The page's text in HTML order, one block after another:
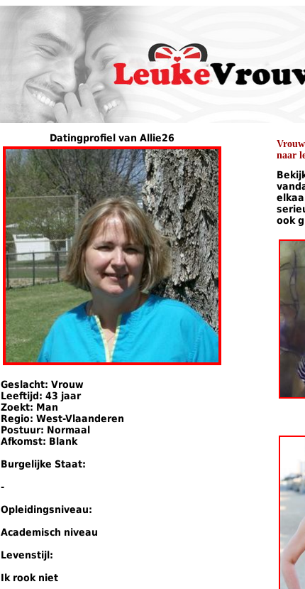
Datingprofiel van Allie26
Geslacht: Vrouw
Leeftijd: 43 jaar
Zoekt: Man
Regio: West-Vlaanderen
Postuur: Normaal
Afkomst: Blank
Burgelijke Staat:
-
Opleidingsniveau:
Academisch niveau
Levenstijl:
Ik rook niet
naar
ook